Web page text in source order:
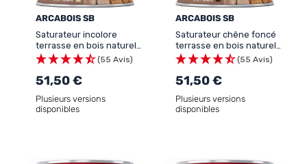
ARCABOIS SB
Saturateur incolore
terrasse en bois naturel :
ARCABOIS SB
(55 Avis)
51,50 €
Plusieurs versions
disponibles
ARCABOIS SB
Saturateur chêne foncé
terrasse en bois naturel :
ARCABOIS SB
(55 Avis)
51,50 €
Plusieurs versions
disponibles